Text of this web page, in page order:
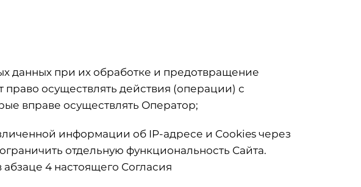
данных при их обработке и предотвращение
осуществлять действия (операции) с
вправе осуществлять Оператор;
информации об IP-адресе и Cookies через
отдельную функциональность Сайта.
4 настоящего Согласия